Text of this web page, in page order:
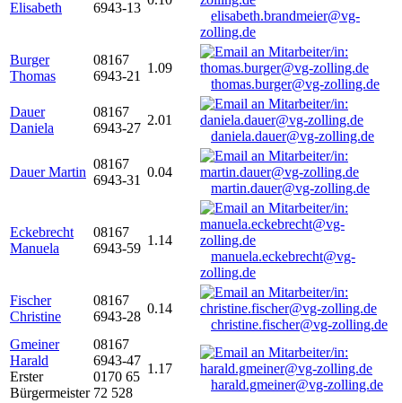
Elisabeth
6943-13
elisabeth.brandmeier@vg-
zolling.de
Burger
Thomas
08167
6943-21
1.09
thomas.burger@vg-zolling.de
Dauer
Daniela
08167
6943-27
2.01
daniela.dauer@vg-zolling.de
Dauer Martin
08167
6943-31
0.04
martin.dauer@vg-zolling.de
Eckebrecht
Manuela
08167
6943-59
1.14
manuela.eckebrecht@vg-
zolling.de
Fischer
Christine
08167
6943-28
0.14
christine.fischer@vg-zolling.de
Gmeiner
Harald
Erster
Bürgermeister
08167
6943-47
0170 65
72 528
1.17
harald.gmeiner@vg-zolling.de